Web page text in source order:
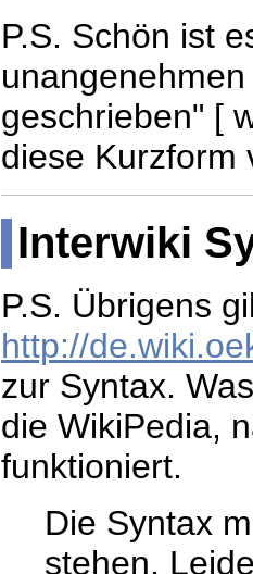
P.S. Schön ist
geschrieben" [
diese Kurzform
Interwiki
P.S. Übrigens
http://
zur Syntax.
die WikiPedia,
funktioniert.
Die Syntax
stehen.